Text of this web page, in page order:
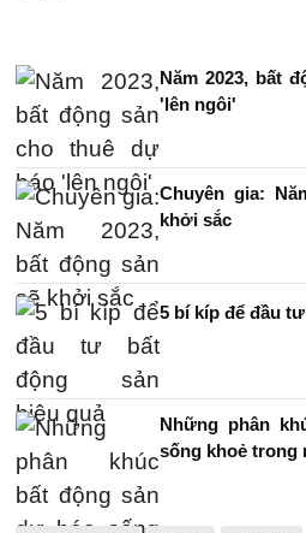
Năm 2023, bất
'lên ngôi'
Chuyên gia:
khởi sắc
5 bí kíp để đầu
Những phân
sống khoẻ trong